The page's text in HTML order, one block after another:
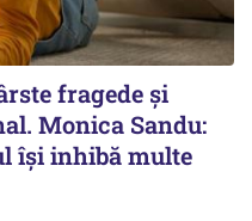
fragede și
Monica Sandu:
își inhibă multe